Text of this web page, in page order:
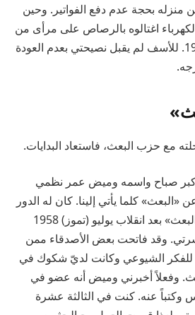
منزله بحجة عدم دفع الفواتير. وحين
اغتالوه بالرصاص على مرأى من
زوجته. كان ذلك في 1980. للأسف لم يقبل نصيحتي بعدم العودة
مع حزب البعث، فاستعاد البدايات.
صباح واسمه وميض عمر نظمي
كلما يأتي إلينا. كان له الدور
الأكبر في توجيهي نحو «البعث» بعد انقلاب يوليو (تموز) 1958
وقد فاتحت بعض الأصدقاء ممن
للفكر الشيوعي وكانت لديّ شكوك في
وفعلاً أخبرني وميض أنه عضو في
وكتباً عنه. كنت في الثالثة عشرة